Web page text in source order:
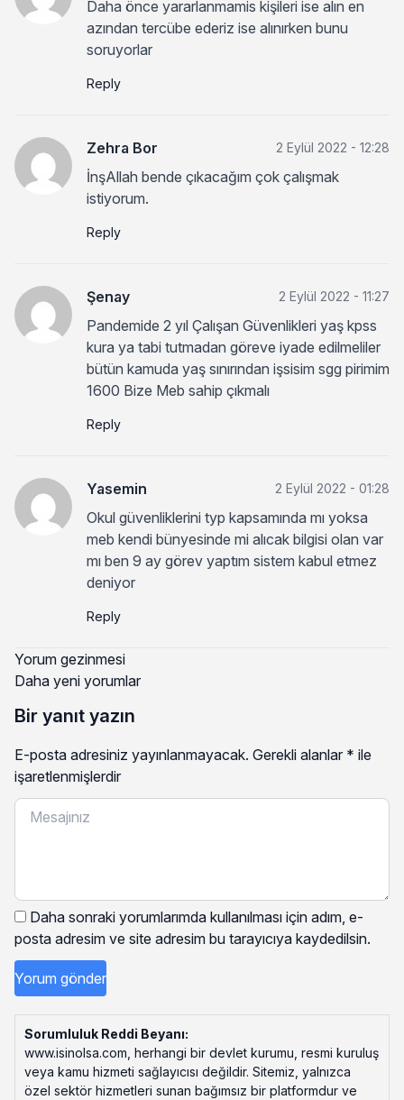
Daha önce yararlanmamis kişileri ise alın en
azından tercübe ederiz ise alınırken bunu
soruyorlar
Reply
Zehra Bor 2 Eylül 2022 - 12:28
İnşAllah bende çıkacağım çok çalışmak
istiyorum.
Reply
Şenay 2 Eylül 2022 - 11:27
Pandemide 2 yıl Çalışan Güvenlikleri yaş kpss
kura ya tabi tutmadan göreve iyade edilmeliler
bütün kamuda yaş sınırından işsisim sgg pirimim
1600 Bize Meb sahip çıkmalı
Reply
Yasemin 2 Eylül 2022 - 01:28
Okul güvenliklerini typ kapsamında mı yoksa
meb kendi bünyesinde mi alıcak bilgisi olan var
mı ben 9 ay görev yaptım sistem kabul etmez
deniyor
Reply
Yorum gezinmesi
Daha yeni yorumlar
Bir yanıt yazın
E-posta adresiniz yayınlanmayacak. Gerekli alanlar * ile
işaretlenmişlerdir
Daha sonraki yorumlarımda kullanılması için adım, e-
posta adresim ve site adresim bu tarayıcıya kaydedilsin.
Sorumluluk Reddi Beyanı:
www.isinolsa.com, herhangi bir devlet kurumu, resmi kuruluş
veya kamu hizmeti sağlayıcısı değildir. Sitemiz, yalnızca
özel sektör hizmetleri sunan bağımsız bir platformdur ve